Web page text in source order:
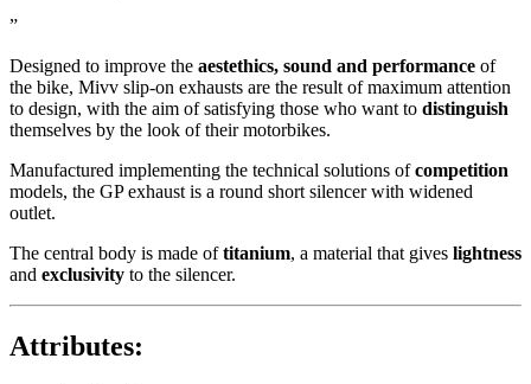
”
Designed to improve the aestethics, sound and performance of
the bike, Mivv slip-on exhausts are the result of maximum attention
to design, with the aim of satisfying those who want to distinguish
themselves by the look of their motorbikes.
Manufactured implementing the technical solutions ofcompetition
models, the GP exhaust is a round short silencer with widened
outlet.
The central body is made oftitanium, a material that gives lightness
and exclusivity to the silencer.
Attributes: